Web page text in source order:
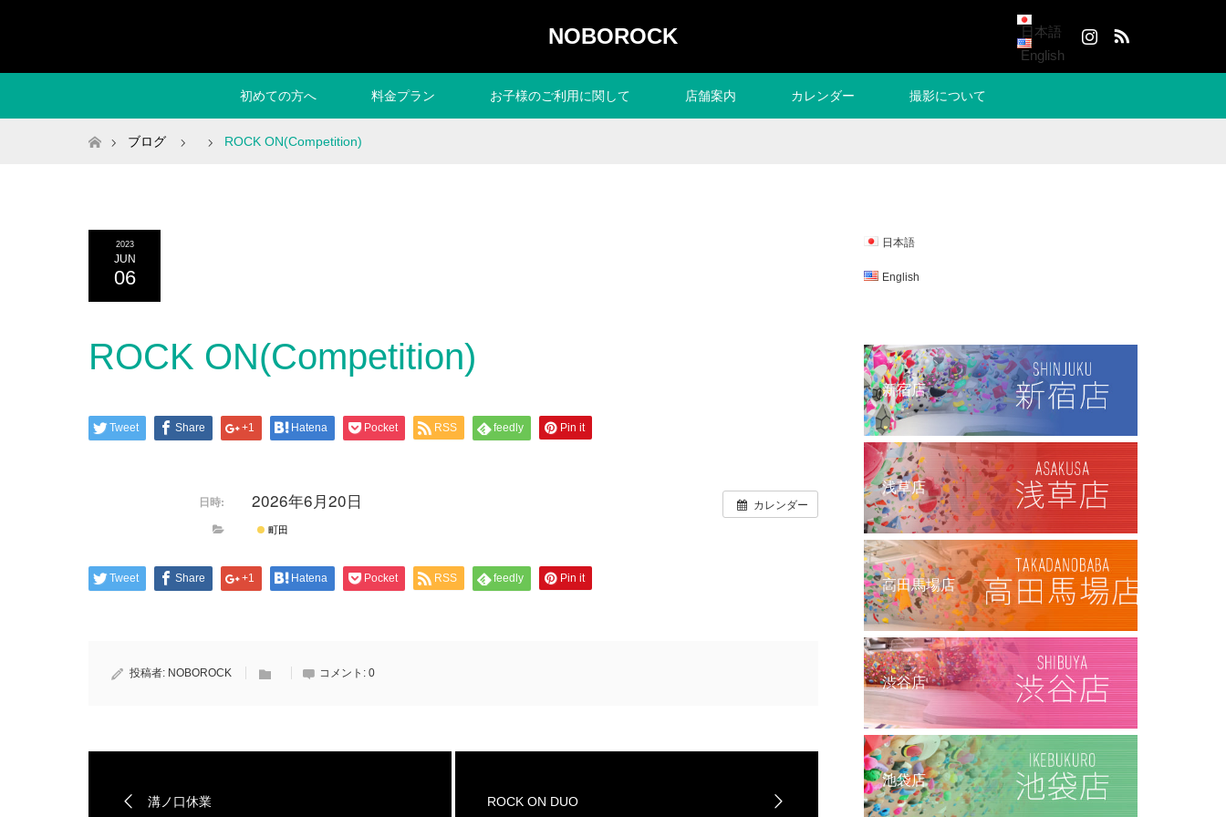
NOBOROCK
日本語
English
初めての方へ 料金プラン お子様のご利用に関して 店舗案内 カレンダー 撮影について
ホームブログ ROCK ON(Competition)
2023
JUN
06
ROCK ON(Competition)
Tweet Share +1 Hatena Pocket RSS feedly Pin it
カレンダー
日時: 2026年6月20日
町田
Tweet Share +1 Hatena Pocket RSS feedly Pin it
投稿者: NOBOROCK コメント: 0
溝ノ口休業 ROCK ON DUO
日本語
English
新宿店
浅草店
高田馬場店
渋谷店
池袋店